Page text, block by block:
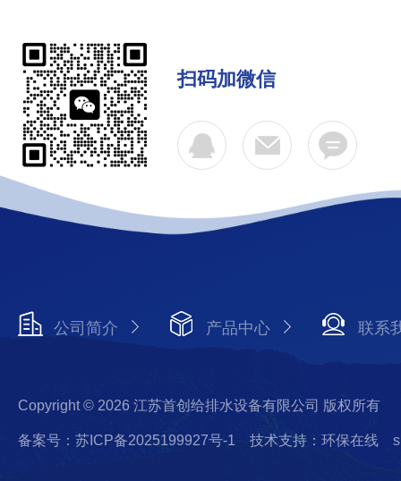
扫码加微信
公司简介 产品中心 联系
Copyright © 2026 江苏首创给排水设备有限公司 版权所有
备案号：苏ICP备2025199927号-1 技术支持：环保在线